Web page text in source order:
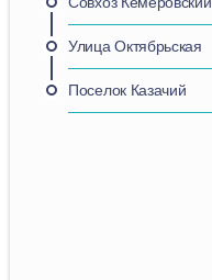
Улица Октябрьская
Поселок Казачий